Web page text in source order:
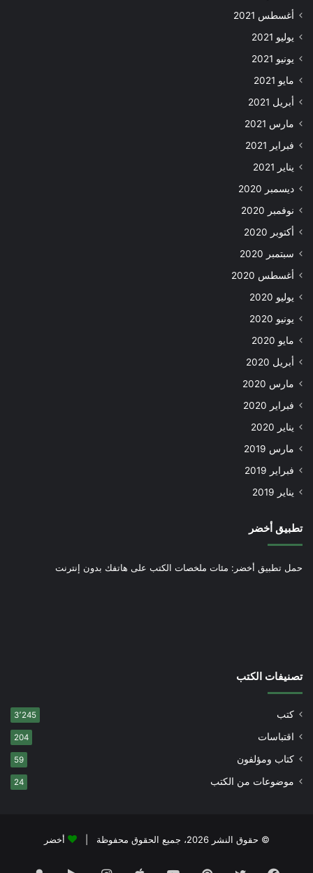
أغسطس 2021
يوليو 2021
يونيو 2021
مايو 2021
أبريل 2021
مارس 2021
فبراير 2021
يناير 2021
ديسمبر 2020
نوفمبر 2020
أكتوبر 2020
سبتمبر 2020
أغسطس 2020
يوليو 2020
يونيو 2020
مايو 2020
أبريل 2020
مارس 2020
فبراير 2020
يناير 2020
مارس 2019
فبراير 2019
يناير 2019
تطبيق أخضر
حمل تطبيق أخضر: مئات ملخصات الكتب على هاتفك بدون إنترنت
تصنيفات الكتب
كتب 3٬245
اقتباسات 204
كتاب ومؤلفون 59
موضوعات من الكتب 24
© حقوق النشر 2026، جميع الحقوق محفوظة | أخضر